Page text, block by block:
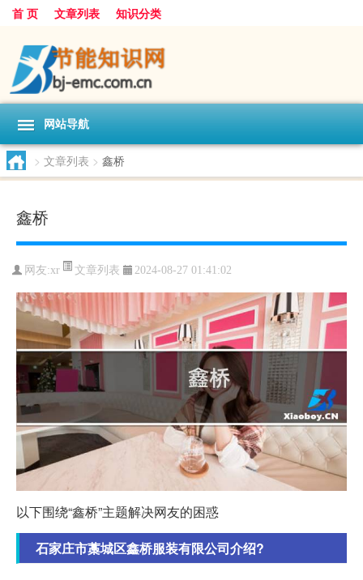
首 页 文章列表 知识分类
网站导航
> 文章列表 > 鑫桥
鑫桥
网友:xr 文章列表 2024-08-27 01:41:02
以下围绕“鑫桥”主题解决网友的困惑
石家庄市藁城区鑫桥服装有限公司介绍?